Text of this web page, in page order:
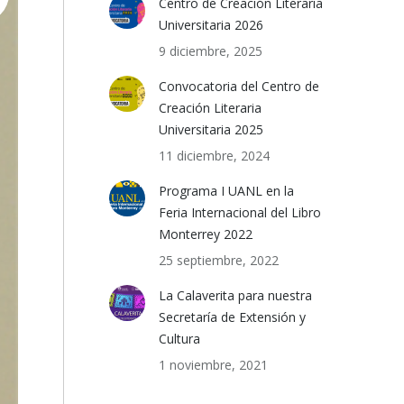
Universitaria 2026
9 diciembre, 2025
Convocatoria del Centro de
Creación Literaria
Universitaria 2025
11 diciembre, 2024
Programa I UANL en la
Feria Internacional del Libro
Monterrey 2022
25 septiembre, 2022
La Calaverita para nuestra
Secretaría de Extensión y
Cultura
1 noviembre, 2021